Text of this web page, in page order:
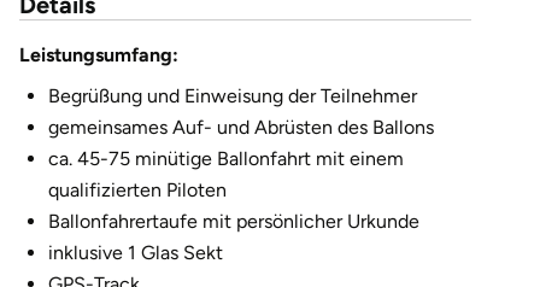
2.555,00 €
11 Personen
12 Personen 3.065,00 €
Leistungsumfang:
Begrüßung und Einweisung der Teilnehmer
gemeinsames Auf- und Abrüsten des Ballons
ca. 45-75 minütige Ballonfahrt mit einem
qualifizierten Piloten
Ballonfahrertaufe mit persönlicher Urkunde
inklusive 1 Glas Sekt